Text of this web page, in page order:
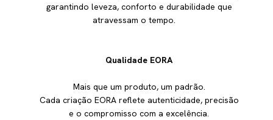
garantindo leveza, conforto e durabilidade que
atravessam o tempo.
Qualidade EORA
Mais que um produto, um padrão.
Cada criação EORA reflete autenticidade, precisão
e o compromisso com a excelência.